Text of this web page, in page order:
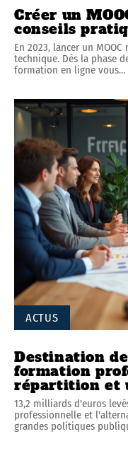
Créer un
conseils
En 2023, lancer un
technique. Dès la phase
formation en ligne vous…
ACTUS
Destination
formation
répartition et
13,2 milliards d'euros
professionnelle et
grandes politiques